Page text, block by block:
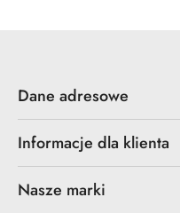
Dane adresowe
Informacje dla klienta
Nasze marki